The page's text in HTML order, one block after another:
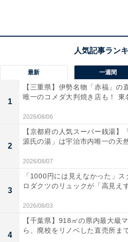
なみに、グラスの高さは20cmを
は、コメダ珈琲のテーブルにあ
しています。
最新 一週間
1
【三重県】伊勢名物「赤福」の
唯一のコメダ大判焼き店も！ 東
2026/08/06
2
【京都府の人気スーパー銭湯】
源氏の湯」は宇治市内唯一の天
2026/08/07
3
「1000円には見えなかった」
ロダクツのリュックが「高見え
2026/08/03
4
【千葉県】918㎡の県内最大級
ら、廃校をリノベした直売所ま